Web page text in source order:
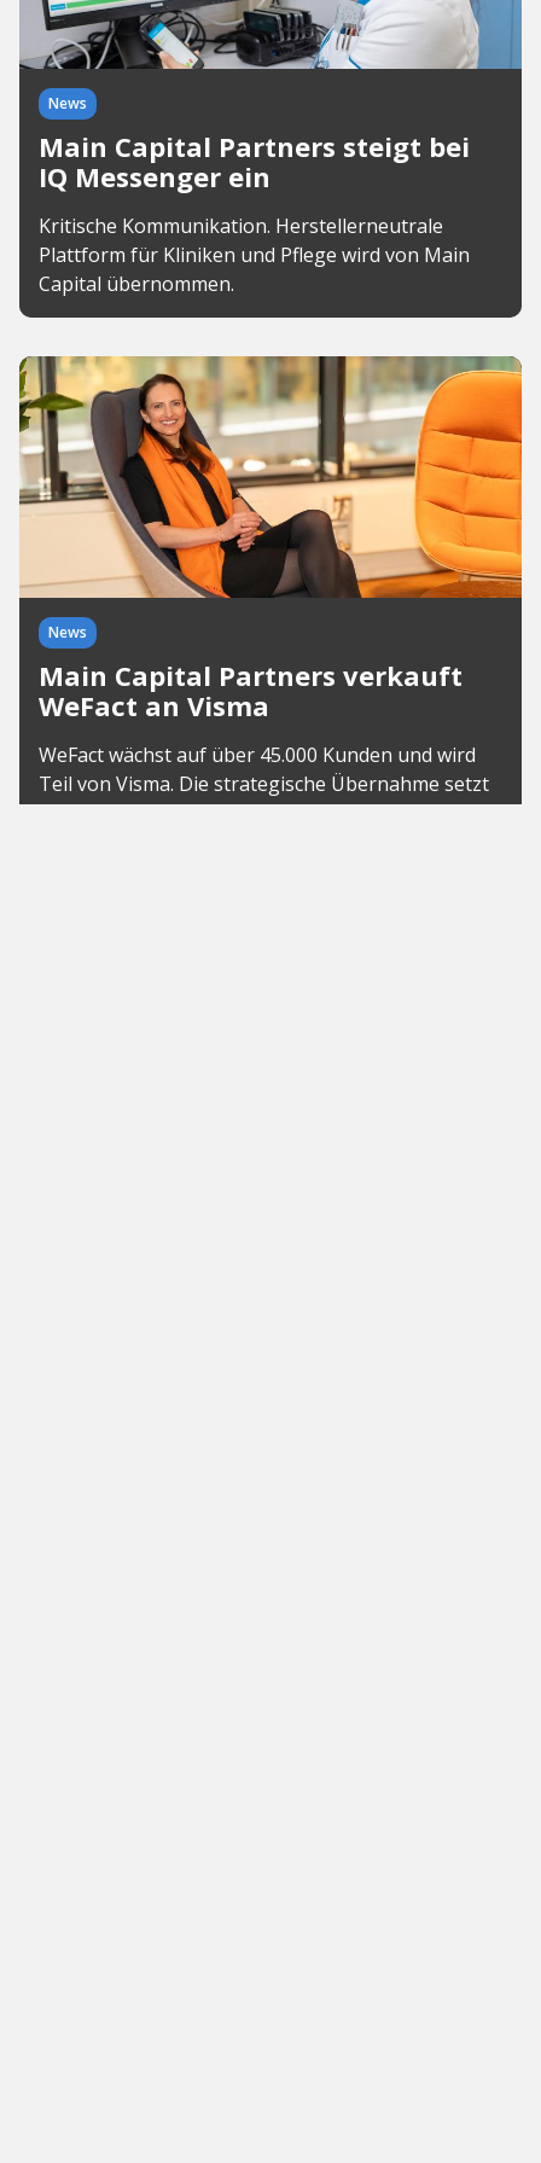
News
Main Capital Partners steigt bei
IQ Messenger ein
Kritische Kommunikation. Herstellerneutrale
Plattform für Kliniken und Pflege wird von Main
Capital übernommen.
News
Main Capital Partners verkauft
WeFact an Visma
WeFact wächst auf über 45.000 Kunden und wird
Teil von Visma. Die strategische Übernahme setzt
neue Skalierungsimpulse.